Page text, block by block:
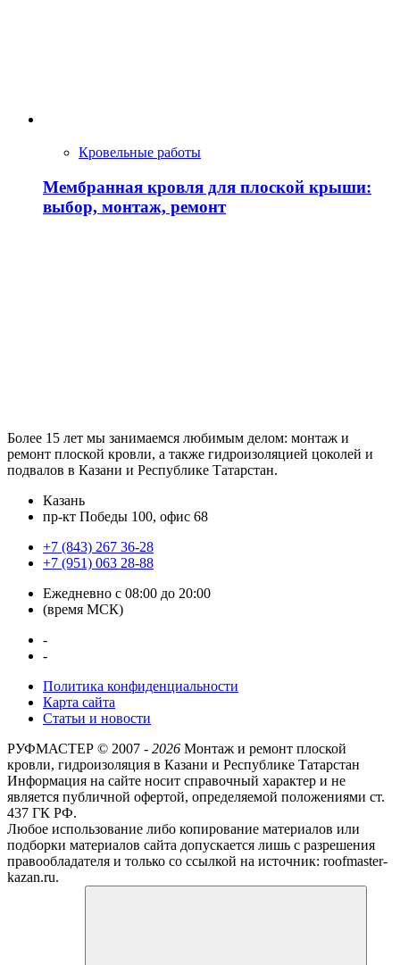
Кровельные работы
Мембранная кровля для плоской крыши:
выбор, монтаж, ремонт
Более 15 лет мы занимаемся любимым делом: монтаж и
ремонт плоской кровли, а также гидроизоляцией цоколей и
подвалов в Казани и Республике Татарстан.
Казань
пр-кт Победы 100, офис 68
+7 (843) 267 36-28
+7 (951) 063 28-88
Ежедневно с 08:00 до 20:00
(время МСК)
-
-
Политика конфиденциальности
Карта сайта
Статьи и новости
РУФМАСТЕР © 2007 - 2026 Монтаж и ремонт плоской
кровли, гидроизоляция в Казани и Республике Татарстан
Информация на сайте носит справочный характер и не
является публичной офертой, определяемой положениями ст.
437 ГК РФ.
Любое использование либо копирование материалов или
подборки материалов сайта допускается лишь с разрешения
правообладателя и только со ссылкой на источник: roofmaster-
kazan.ru.